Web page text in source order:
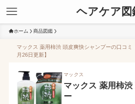
ヘアケア図
ホーム 商品図鑑
マックス 薬用柿渋 頭皮爽快シャンプーの口コミ
月26日更新】
マックス
マックス 薬用柿
ー